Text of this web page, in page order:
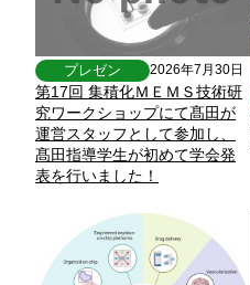
第17回 集積化ＭＥＭＳ技術研
究ワークショップにて髙田が
運営スタッフとして参加し、
髙田指導学生が初めて学会発
表を行いました！
プレゼン 2026年7月30日